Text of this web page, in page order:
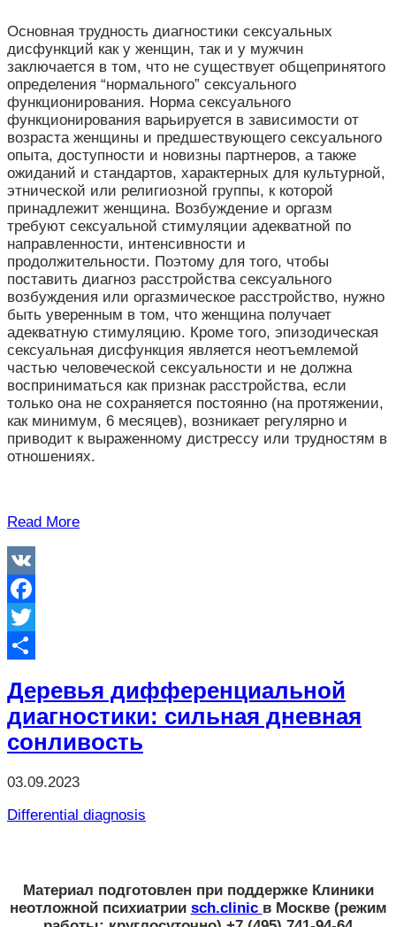
Основная трудность диагностики сексуальных
дисфункций как у женщин, так и у мужчин
заключается в том, что не существует общепринятого
определения “нормального” сексуального
функционирования. Норма сексуального
функционирования варьируется в зависимости от
возраста женщины и предшествующего сексуального
опыта, доступности и новизны партнеров, а также
ожиданий и стандартов, характерных для культурной,
этнической или религиозной группы, к которой
принадлежит женщина. Возбуждение и оргазм
требуют сексуальной стимуляции адекватной по
направленности, интенсивности и
продолжительности. Поэтому для того, чтобы
поставить диагноз расстройства сексуального
возбуждения или оргазмическое расстройство, нужно
быть уверенным в том, что женщина получает
адекватную стимуляцию. Кроме того, эпизодическая
сексуальная дисфункция является неотъемлемой
частью человеческой сексуальности и не должна
восприниматься как признак расстройства, если
только она не сохраняется постоянно (на протяжении,
как минимум, 6 месяцев), возникает регулярно и
приводит к выраженному дистрессу или трудностям в
отношениях.
Read More
VK
Facebook
Twitter
Деревья дифференциальной
диагностики: cильная дневная
сонливость
03.09.2023
Differential diagnosis
Материал подготовлен при поддержке Клиники
неотложной психиатрии sch.clinic в Москве(режим